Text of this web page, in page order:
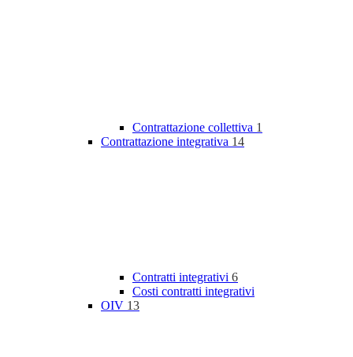
Contrattazione collettiva 1
Contrattazione integrativa 14
Contratti integrativi 6
Costi contratti integrativi
OIV 13